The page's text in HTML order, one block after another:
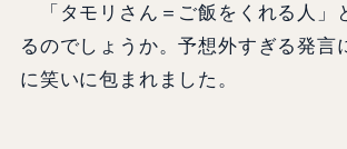
「タモリさん＝ご飯をくれる人」
るのでしょうか。予想外すぎる発言
に笑いに包まれました。